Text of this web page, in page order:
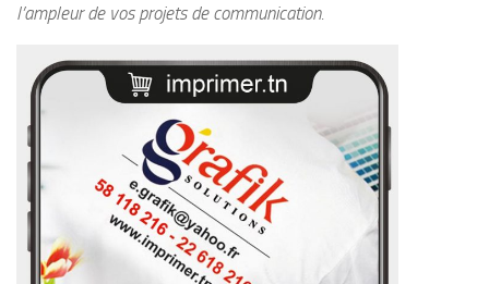
l’ampleur de vos projets de communication.